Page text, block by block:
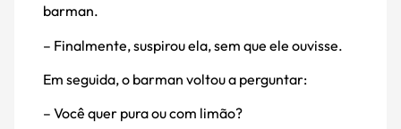
barman.
– Finalmente, suspirou ela, sem que ele ouvisse.
Em seguida, o barman voltou a perguntar:
– Você quer pura ou com limão?